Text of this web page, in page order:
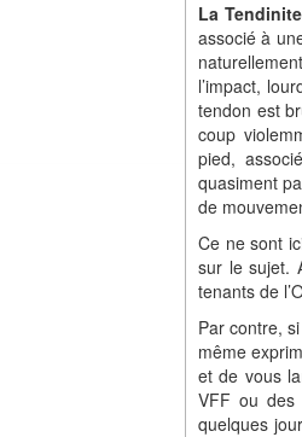
La
associé à
l’impact,
tendon est
coup
pied,
quasiment
de
Ce ne sont
sur le sujet.
tenants de
Par contre,
même
et de vous
VFF ou des
quelques